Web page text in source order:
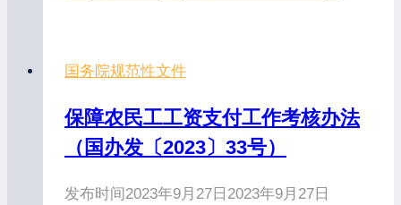
国务院规范性文件
保障农民工工资支付工作考核办法
（国办发〔2023〕33号）
发布时间2023年9月27日 2023年9月27日